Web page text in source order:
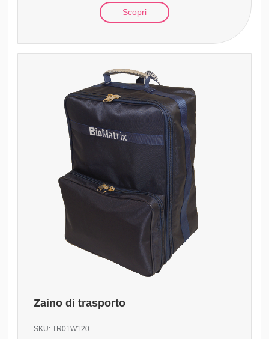
Scopri
Zaino di trasporto
SKU:TR01W120